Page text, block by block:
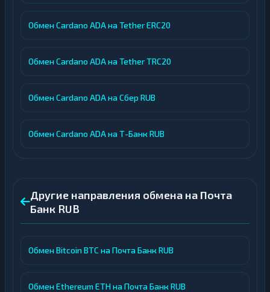
Обмен Cardano ADA на Tether ERC20
Обмен Cardano ADA на Tether TRC20
Обмен Cardano ADA на Сбер RUB
Обмен Cardano ADA на Т-Банк RUB
Другие направления обмена на Почта
Банк RUB
Обмен Bitcoin BTC на Почта Банк RUB
Обмен Ethereum ETH на Почта Банк RUB